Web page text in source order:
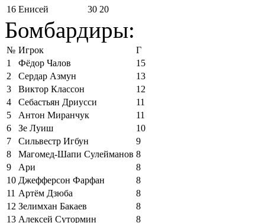
16 Енисей 30 20
Бомбардиры:
№ Игрок
Г
1
Фёдор Чалов
15
2
Сердар Азмун
13
3
Виктор Классон
12
4
Себастьян Дриусси
11
5
Антон Миранчук
11
6
Зе Луиш
10
7
Сильвестр Игбун
9
8
Магомед-Шапи Сулейманов 8
9
Ари
8
10 Джефферсон Фарфан
8
11 Артём Дзюба
8
12 Зелимхан Бакаев
8
13 Алексей Сутормин 8